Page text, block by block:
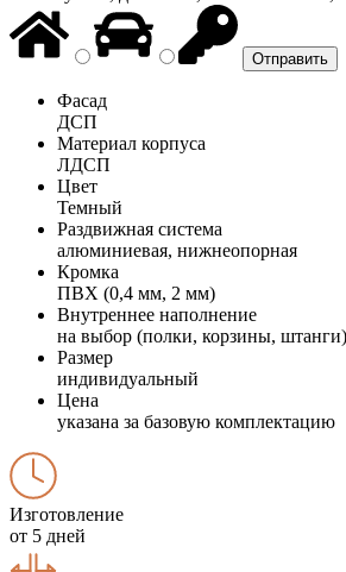
Фасад
ДСП
Материал корпуса
ЛДСП
Цвет
Темный
Раздвижная система
алюминиевая, нижнеопорная
Кромка
ПВХ (0,4 мм, 2 мм)
Внутреннее наполнение
на выбор (полки, корзины, штанги)
Размер
индивидуальный
Цена
указана за базовую комплектацию
Изготовление
от 5 дней